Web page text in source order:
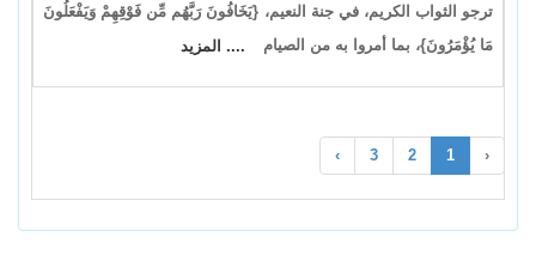
ترجو الثواب الكريم، في جنة النعيم، {يَخَافُونَ رَبَّهُم مِّن فَوْقِهِمْ وَيَفْعَلُونَ
مَا يُؤْمَرُونَ}، بما أمروا به من الصيام
.... المزيد
‹
1
2
3
›